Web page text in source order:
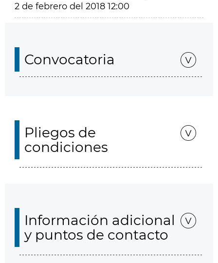
2 de febrero del 2018 12:00
Convocatoria
Pliegos de
condiciones
Información adicional
y puntos de contacto